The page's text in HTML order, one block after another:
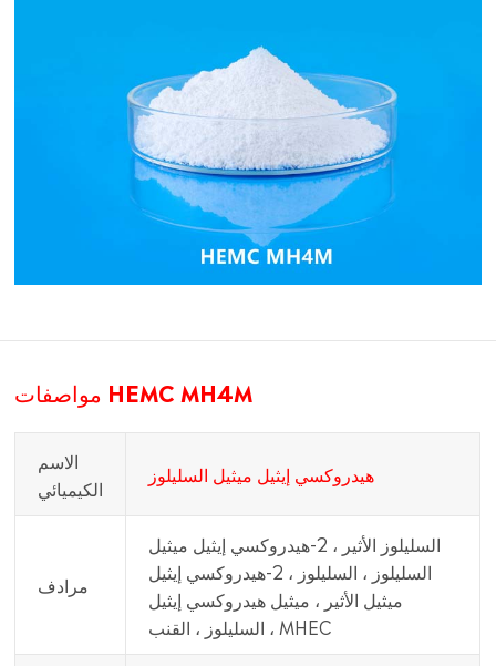
مواصفات HEMC MH4M
الاسم
الكيميائي
هيدروكسي إيثيل ميثيل السليلوز
مرادف
السليلوز الأثير ، 2-هيدروكسي إيثيل ميثيل
السليلوز ، السليلوز ، 2-هيدروكسي إيثيل
ميثيل الأثير ، ميثيل هيدروكسي إيثيل
السليلوز ، القنب ، MHEC